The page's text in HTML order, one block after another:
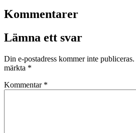
Kommentarer
Lämna ett svar
Din e-postadress kommer inte publiceras.
märkta *
Kommentar *